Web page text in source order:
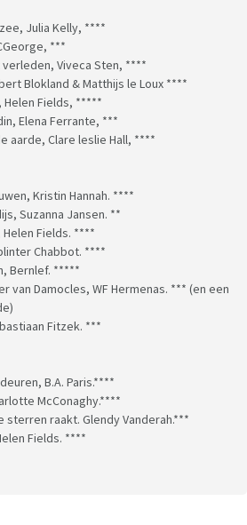
Julia Kelly, ****
***
Viveca Sten, ****
Blokland & Matthijs le Loux ****
Helen Fields, *****
Elena Ferrante, ***
aarde, Clare leslie Hall, ****
Kristin Hannah. ****
Suzanna Jansen. **
Fields. ****
Chabbot. ****
Bernlef. *****
van Damocles, WF Hermenas. *** (en een
Fitzek. ***
B.A. Paris.****
McConaghy.****
sterren raakt. Glendy Vanderah.***
Fields. ****